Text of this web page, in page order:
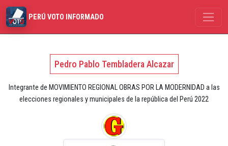
PERÚ VOTO INFORMADO
Pedro Pablo Tembladera Alcazar
Integrante de MOVIMIENTO REGIONAL OBRAS POR LA MODERNIDAD a las
elecciones regionales y municipales de la república del Perú 2022